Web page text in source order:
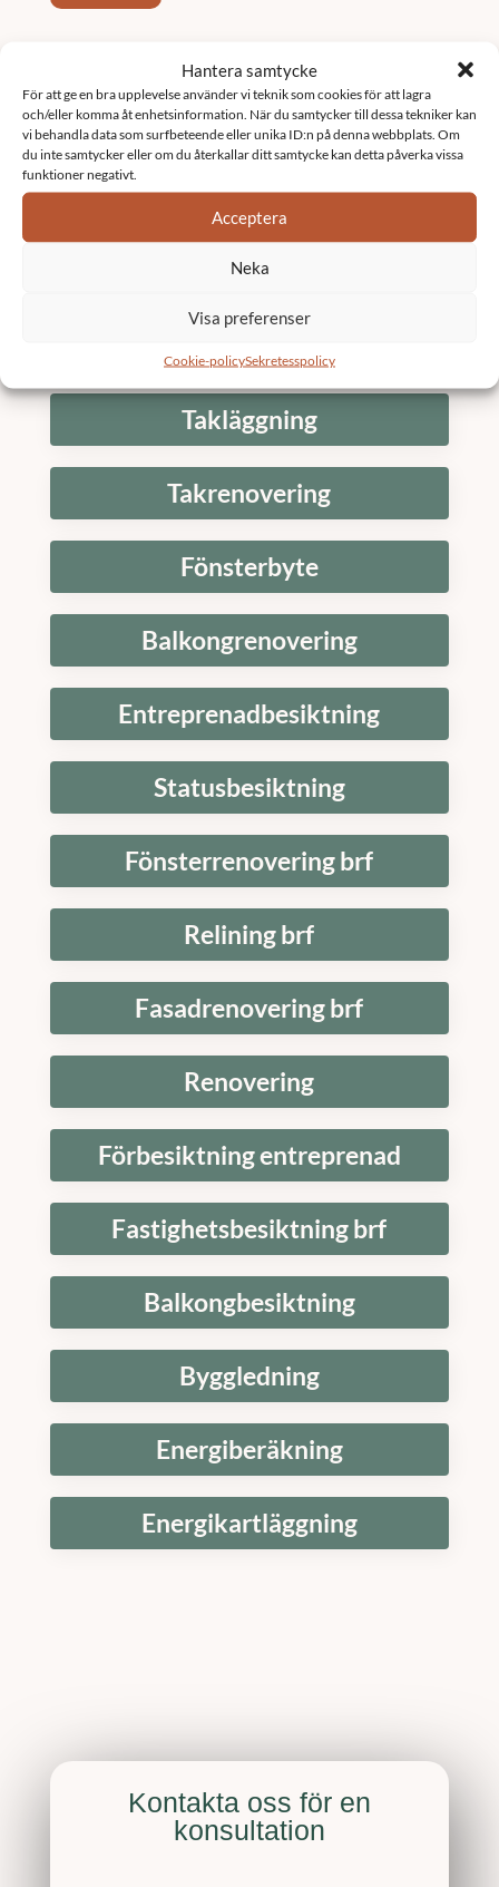
Hantera samtycke
För att ge en bra upplevelse använder vi teknik som cookies för att lagra
och/eller komma åt enhetsinformation. När du samtycker till dessa tekniker kan
vi behandla data som surfbeteende eller unika ID:n på denna webbplats. Om
du inte samtycker eller om du återkallar ditt samtycke kan detta påverka vissa
funktioner negativt.
Acceptera
Neka
Visa preferenser
Cookie-policySekretesspolicy
Fastighetsförvaltning
Underhållsplan
K3 Bostadsrättsförening
Takläggning
Takrenovering
Fönsterbyte
Balkongrenovering
Entreprenadbesiktning
Statusbesiktning
Fönsterrenovering brf
Relining brf
Fasadrenovering brf
Renovering
Förbesiktning entreprenad
Fastighetsbesiktning brf
Balkongbesiktning
Byggledning
Energiberäkning
Energikartläggning
Kontakta oss för en
konsultation